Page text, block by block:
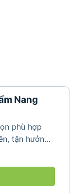
Nang
phù hợp
tận hưởng
bình yên